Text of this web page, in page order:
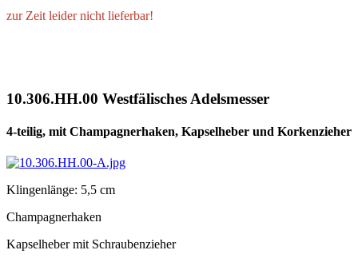
zur Zeit leider nicht lieferbar!
10.306.HH.00 Westfälisches Adelsmesser
4-teilig, mit Champagnerhaken, Kapselheber und Korkenzieher
Klingenlänge: 5,5 cm
Champagnerhaken
Kapselheber mit Schraubenzieher